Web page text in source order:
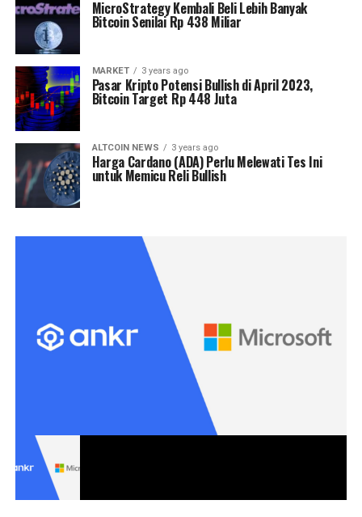
MicroStrategy Kembali Beli Lebih Banyak
Bitcoin Senilai Rp 438 Miliar
MARKET 3 years ago
Pasar Kripto Potensi Bullish di April 2023,
Bitcoin Target Rp 448 Juta
ALTCOIN NEWS 3 years ago
Harga Cardano (ADA) Perlu Melewati Tes Ini
untuk Memicu Reli Bullish